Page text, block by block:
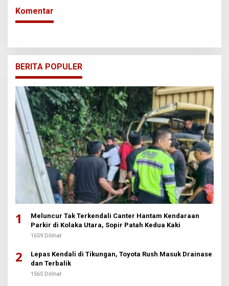
Komentar
BERITA POPULER
1
Meluncur Tak Terkendali Canter Hantam Kendaraan
Parkir di Kolaka Utara, Sopir Patah Kedua Kaki
1659 Dilihat
2
Lepas Kendali di Tikungan, Toyota Rush Masuk Drainase
dan Terbalik
1565 Dilihat